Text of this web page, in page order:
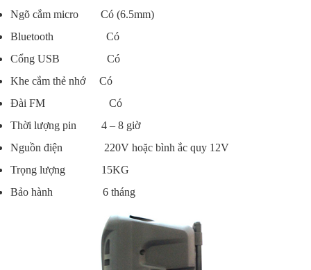
Ngõ cắm micro Có (6.5mm)
Bluetooth Có
Cổng USB Có
Khe cắm thẻ nhớ Có
Đài FM Có
Thời lượng pin 4 – 8 giờ
Nguồn điện 220V hoặc bình ắc quy 12V
Trọng lượng 15KG
Bảo hành 6 tháng